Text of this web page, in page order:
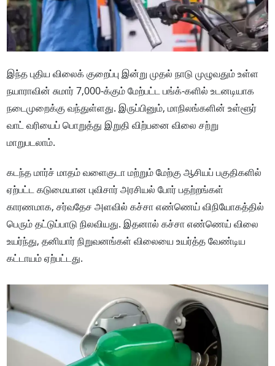
இந்த புதிய விலைக் குறைப்பு இன்று முதல் நாடு முழுவதும் உள்ள
நயாராவின் சுமார் 7,000-க்கும் மேற்பட்ட பங்க்-களில் உடனடியாக
நடைமுறைக்கு வந்துள்ளது. இருப்பினும், மாநிலங்களின் உள்ளூர்
வாட் வரியைப் பொறுத்து இறுதி விற்பனை விலை சற்று
மாறுபடலாம்.
கடந்த மார்ச் மாதம் வளைகுடா மற்றும் மேற்கு ஆசியப் பகுதிகளில்
ஏற்பட்ட கடுமையான புவிசார் அரசியல் போர் பதற்றங்கள்
காரணமாக, சர்வதேச அளவில் கச்சா எண்ணெய் விநியோகத்தில்
பெரும் தட்டுப்பாடு நிலவியது. இதனால் கச்சா எண்ணெய் விலை
உயர்ந்து, தனியார் நிறுவனங்கள் விலையை உயர்த்த வேண்டிய
கட்டாயம் ஏற்பட்டது.